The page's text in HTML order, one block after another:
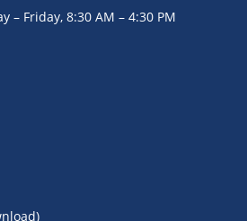
– Friday, 8:30 AM – 4:30 PM